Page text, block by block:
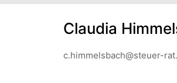
Claudia
c.himmelsbach@steuer-